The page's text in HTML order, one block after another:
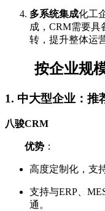
多系统集成化工
成，CRM需要具
转，提升整体运
按企业规
1. 中大型企业：推
八骏CRM
优势 ：
高度定制化，支
支持与ERP、
通。